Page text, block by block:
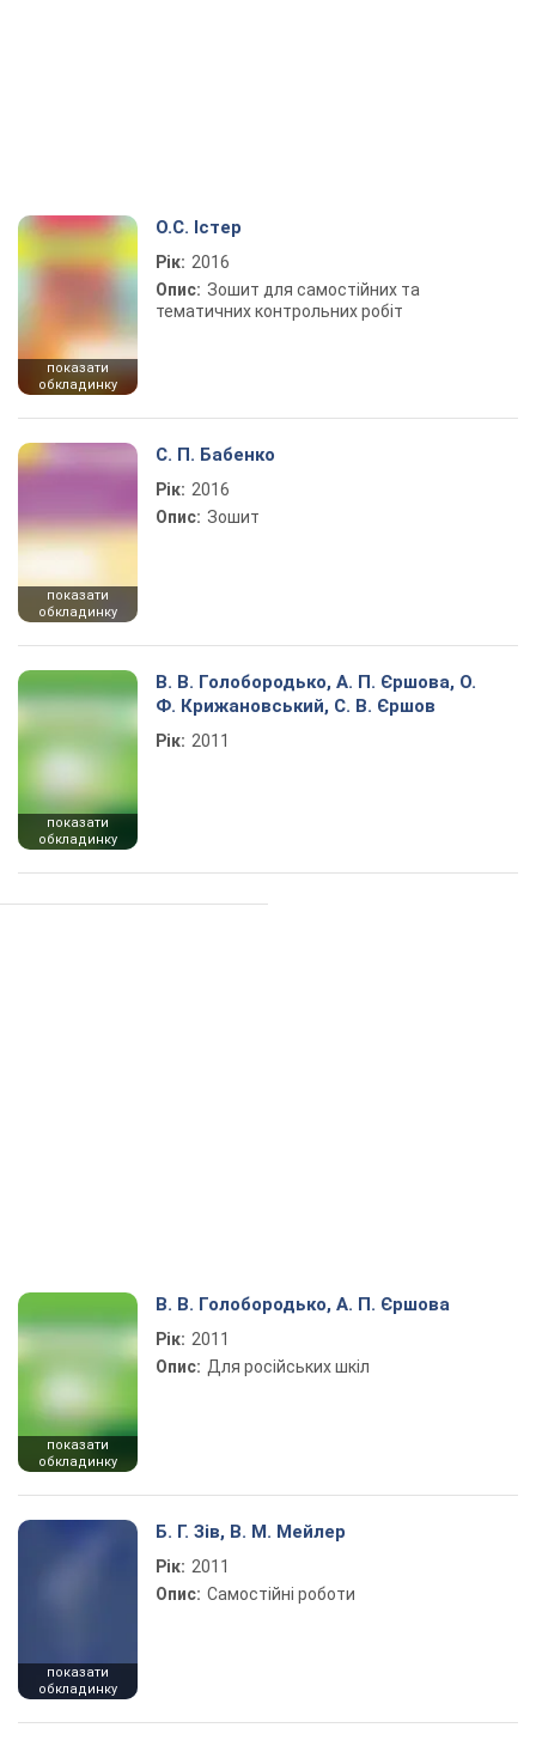
показати
обкладинку
О.С. Істер
Рік: 2016
Опис: Зошит для самостійних та
тематичних контрольних робіт
показати
обкладинку
С. П. Бабенко
Рік: 2016
Опис: Зошит
показати
обкладинку
В. В. Голобородько, А. П. Єршова, О.
Ф. Крижановський, С. В. Єршов
Рік: 2011
показати
обкладинку
В. В. Голобородько, А. П. Єршова
Рік: 2011
Опис: Для російських шкіл
показати
обкладинку
Б. Г. Зів, В. М. Мейлер
Рік: 2011
Опис: Самостійні роботи